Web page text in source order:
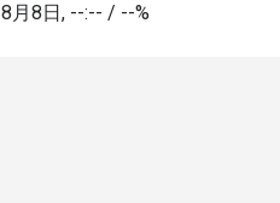
M*******e
8月8日 , --:-- / --%